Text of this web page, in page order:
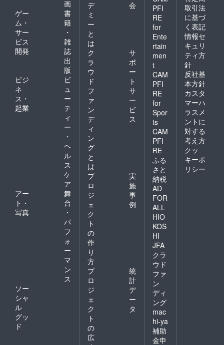
え付け
です。
・無料
Wi-Fi完
備。
（全館
共通の
パス
ワード
はフロ
ントに
ござい
す。）
・資源
保護の
ため、
歯ブラ
シ、カ
ミソリ
等はお
持ちい
画
ゲー
ム・
サー
ビス
開発
書
籍
・
雑
誌
出
版
ビジ
ネ
ス・
起業
ビ
ュ
ー
テ
ィ
ー
・
ヘ
ル
ス
ケ
ア
アー
ト・
写真
舞
台
・
パ
フ
ォ
ー
マ
ン
ス
ソー
シャ
ル
グッ
ド
デ
ミ
ー
と
は
会
ク
ラ
ウ
ド
フ
ァ
ン
デ
ィ
ン
グ
と
は
サ
ポ
ー
ト
サ
ー
ビ
ス
プ
ロ
ジ
ェ
ク
ト
の
作
り
方
実
施
事
例
プ
ロ
ジ
ェ
ク
ト
の
広
統
計
デ
ー
タ
PFI
RE
for
Ente
rtain
men
t
CAM
PFI
RE
for
Spor
ts
CAM
PFI
RE
ふる
さと
納税
AD
FOR
ALL
HIO
KOS
HI
JFA
クラ
ウド
ファ
ン
ディ
ング
mac
hi-ya
補助
金申
取引法
に基づ
く表記
情報セ
キュリ
ティ方
針
反社基
本方針
カスタ
マーハ
ラスメ
ントに
対する
考え方
クッ
キーポ
リシー